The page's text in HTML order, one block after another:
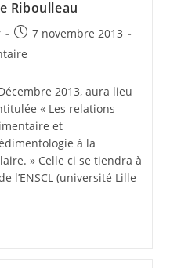
Riboulleau
7 novembre 2013
2013, aura lieu
« Les relations
et
à la
» Celle ci se tiendra à
l’ENSCL (université Lille